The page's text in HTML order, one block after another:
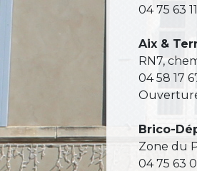
04 75 63
Aix &
RN7,
04 58 17
Brico-
Zone du
04 75 63